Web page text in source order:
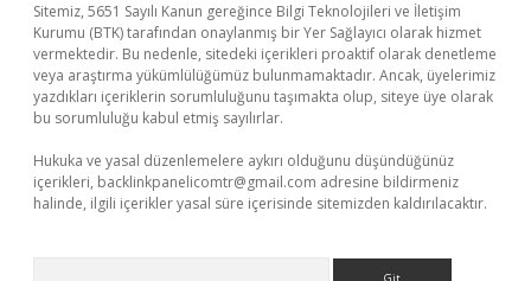
Sitemiz, 5651 Sayılı Kanun gereğince Bilgi Teknolojileri ve İletişim
Kurumu (BTK) tarafından onaylanmış bir Yer Sağlayıcı olarak hizmet
vermektedir. Bu nedenle, sitedeki içerikleri proaktif olarak denetleme
veya araştırma yükümlülüğümüz bulunmamaktadır. Ancak, üyelerimiz
yazdıkları içeriklerin sorumluluğunu taşımakta olup, siteye üye olarak
bu sorumluluğu kabul etmiş sayılırlar.
Hukuka ve yasal düzenlemelere aykırı olduğunu düşündüğünüz
içerikleri, backlinkpanelicomtr@gmail.com adresine bildirmeniz
halinde, ilgili içerikler yasal süre içerisinde sitemizden kaldırılacaktır.